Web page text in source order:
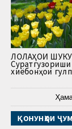
ЛОЛАҲОИ
хиёбонҳои
ҚОНУНҲОИ